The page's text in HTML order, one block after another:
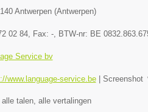
Antwerpen(Antwerpen)
02 84, Fax: -, BTW-nr: BE
Service bv
www.language-service.be| Screenshot
talen, alle vertalingen